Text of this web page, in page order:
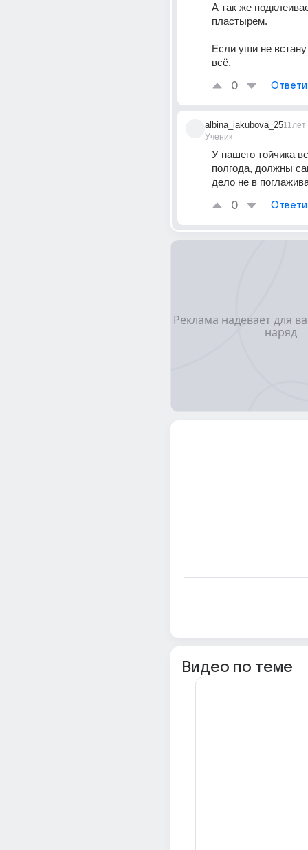
А так же
пластырем.
Если уши не
всё.
0
albina_iakubova_25
Ученик
11лет
У нашего тойчика
полгода, должны
дело не в
0
Видео по теме